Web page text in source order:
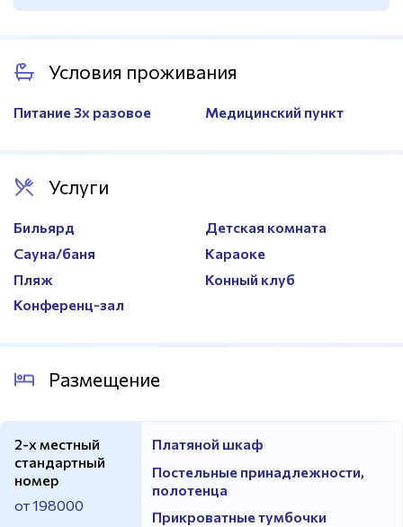
Размер
50х35м.
Условия проживания
Питание 3х разовое Медицинский пункт
Услуги
Бильярд
Детская комната
Сауна/баня
Караоке
Пляж
Конный клуб
Конференц-зал
Размещение
2-х местный
стандартный
номер
от 198000
Платяной шкаф
Постельные принадлежности,
полотенца
Прикроватные тумбочки